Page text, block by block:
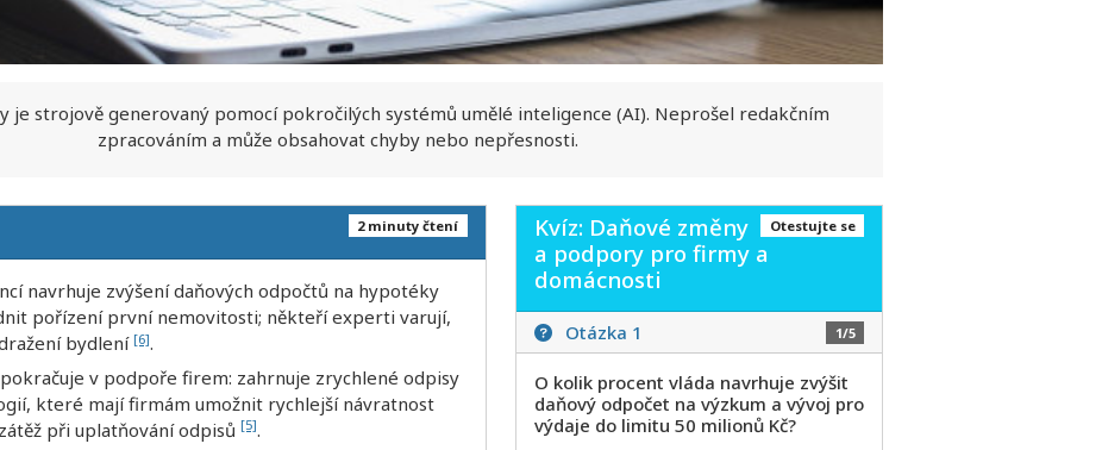
je strojově generovaný pomocí pokročilých systémů umělé inteligence (AI). Neprošel redakčním
zpracováním a může obsahovat chyby nebo nepřesnosti.
2 minuty čtení
navrhuje zvýšení daňových odpočtů na hypotéky
pořízení první nemovitosti; někteří experti varují,
bydlení [6].
v podpoře firem: zahrnuje zrychlené odpisy
které mají firmám umožnit rychlejší návratnost
při uplatňování odpisů [5].
Otestujte se
Kvíz: Daňové změny
a podpory pro firmy a
domácnosti
Otázka 1 1/5
O kolik procent vláda navrhuje zvýšit
daňový odpočet na výzkum a vývoj pro
výdaje do limitu 50 milionů Kč?